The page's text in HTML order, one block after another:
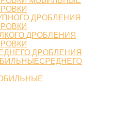
ДРОБЛЕНИЯ
ДРОБЛЕНИЯ
ДРОБЛЕНИЯ